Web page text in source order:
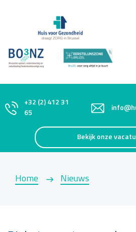
+32 (2) 412 31
65
Bekijk onze
Home Nieuws